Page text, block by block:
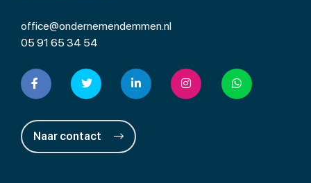
office@ondernemendemmen.nl
05 91 65 34 54
Naar contact